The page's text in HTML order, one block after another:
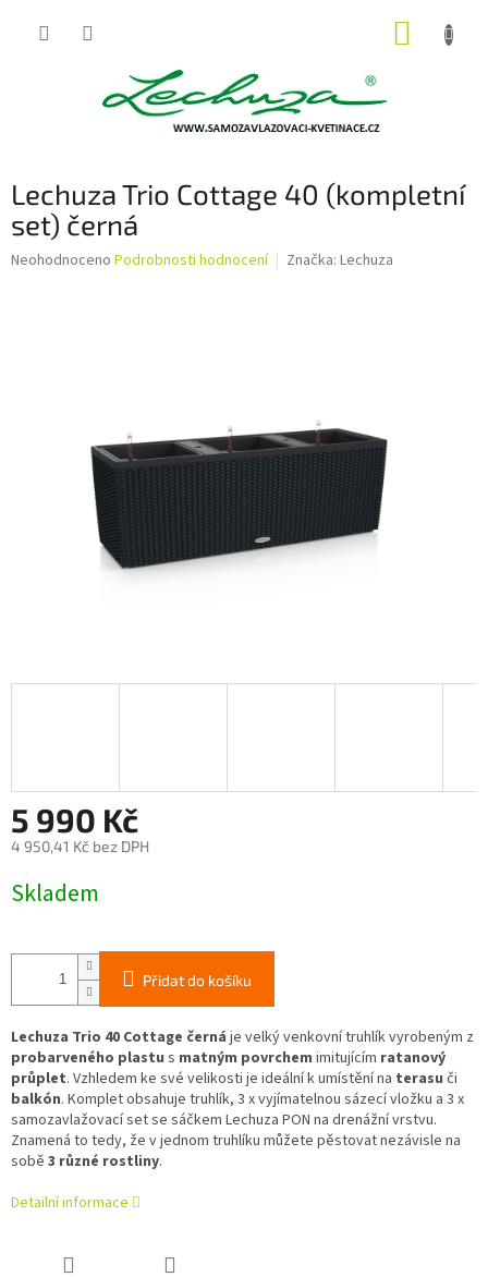
Lechuza Trio Cottage 40 (kompletní
set) černá
Průměrné
Neohodnoceno Podrobnosti hodnocení Značka: Lechuza
5 990 Kč
4 950,41 Kč bez DPH
cena:
Skladem
Přidat do košíku
Lechuza Trio 40 Cottage černá je velký venkovní truhlík vyrobeným z
probarveného plastu s matným povrchem imitujícím ratanový
průplet. Vzhledem ke své velikosti je ideální k umístění na terasu či
balkón. Komplet obsahuje truhlík, 3 x vyjímatelnou sázecí vložku a 3 x
samozavlažovací set se sáčkem Lechuza PON na drenážní vrstvu.
Znamená to tedy, že v jednom truhlíku můžete pěstovat nezávisle na
sobě 3 různé rostliny.
Detailní informace